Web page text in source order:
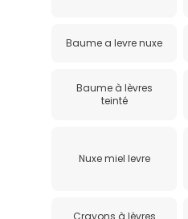
Baume a levre nuxe
Baume à lèvres
teinté
Nuxe miel levre
Crayons à lèvres